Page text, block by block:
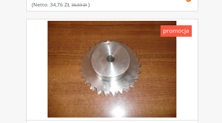
(netto:34,76 ZŁ 36,59 Zł)
promocja